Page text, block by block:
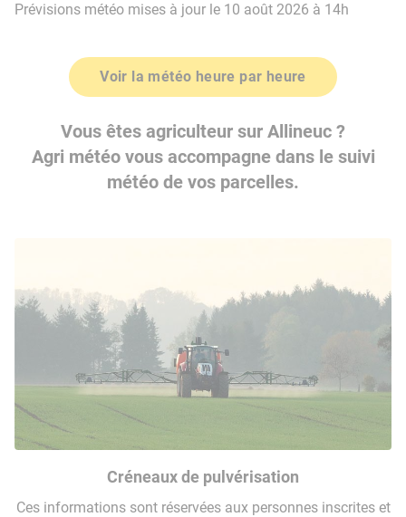
Prévisions météo mises à jour le 10 août 2026 à 14h
Voir la météo heure par heure
Vous êtes agriculteur sur Allineuc ?
Agri météo vous accompagne dans le suivi
météo de vos parcelles.
Créneaux de pulvérisation
Ces informations sont réservées aux personnes inscrites et